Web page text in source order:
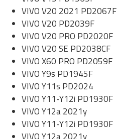
VIVO V20 2021 PD2067F
VIVO V20 PD2039F
VIVO V20 PRO PD2020F
VIVO V20 SE PD2038CF
VIVO X60 PRO PD2059F
VIVO Y9s PD1945F
VIVO Y11s PD2024
VIVO Y11-Y12i PD1930F
VIVO Y12a 2021y
VIVO Y11-Y12i PD1930F